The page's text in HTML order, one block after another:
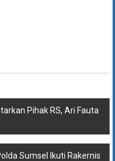
Pihak RS, Ari Fauta
Sumsel Ikuti Rakernis